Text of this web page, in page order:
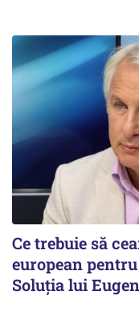
Ce trebuie să
european
Soluția lui